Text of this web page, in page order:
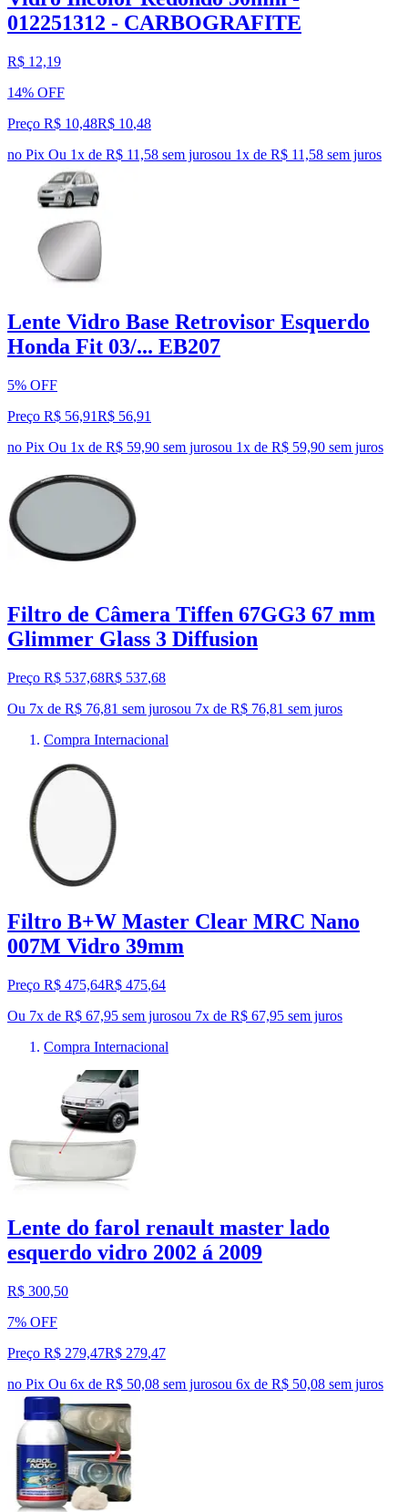
012251312 - CARBOGRAFITE
R$ 12,19
14% OFF
Preço R$ 10,48R$ 10,48
no Pix Ou 1x de R$ 11,58 sem jurosou 1x de R$ 11,58 sem juros
Lente Vidro Base Retrovisor Esquerdo
Honda Fit 03/... EB207
5% OFF
Preço R$ 56,91R$ 56,91
no Pix Ou 1x de R$ 59,90 sem jurosou 1x de R$ 59,90 sem juros
Filtro de Câmera Tiffen 67GG3 67 mm
Glimmer Glass 3 Diffusion
Preço R$ 537,68R$ 537,68
Ou 7x de R$ 76,81 sem jurosou 7x de R$ 76,81 sem juros
Compra Internacional
Filtro B+W Master Clear MRC Nano
007M Vidro 39mm
Preço R$ 475,64R$ 475,64
Ou 7x de R$ 67,95 sem jurosou 7x de R$ 67,95 sem juros
Compra Internacional
Lente do farol renault master lado
esquerdo vidro 2002 á 2009
R$ 300,50
7% OFF
Preço R$ 279,47R$ 279,47
no Pix Ou 6x de R$ 50,08 sem jurosou 6x de R$ 50,08 sem juros